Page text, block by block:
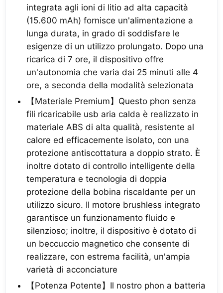
integrata agli ioni di litio ad alta capacità
(15.600 mAh) fornisce un'alimentazione a
lunga durata, in grado di soddisfare le
esigenze di un utilizzo prolungato. Dopo una
ricarica di 7 ore, il dispositivo offre
un'autonomia che varia dai 25 minuti alle 4
ore, a seconda della modalità selezionata
【Materiale Premium】Questo phon senza
fili ricaricabile usb aria calda è realizzato in
materiale ABS di alta qualità, resistente al
calore ed efficacemente isolato, con una
protezione antiscottatura a doppio strato. È
inoltre dotato di controllo intelligente della
temperatura e tecnologia di doppia
protezione della bobina riscaldante per un
utilizzo sicuro. Il motore brushless integrato
garantisce un funzionamento fluido e
silenzioso; inoltre, il dispositivo è dotato di
un beccuccio magnetico che consente di
realizzare, con estrema facilità, un'ampia
varietà di acconciature
【Potenza Potente】Il nostro phon a batteria